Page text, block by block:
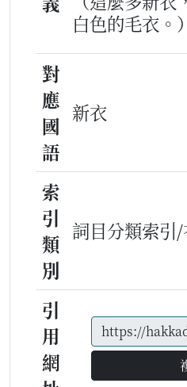
白色的毛衣。）
對
應
國
語
新衣
索
引
類
別
詞目分類索引
引
用
網